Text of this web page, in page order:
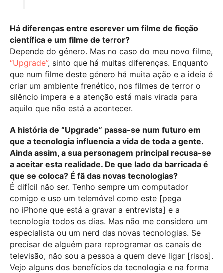
Há diferenças entre escrever um filme de ficção
científica e um filme de terror?
Depende do género. Mas no caso do meu novo filme,
“Upgrade”, sinto que há muitas diferenças. Enquanto
que num filme deste género há muita ação e a ideia é
criar um ambiente frenético, nos filmes de terror o
silêncio impera e a atenção está mais virada para
aquilo que não está a acontecer.
A história de “Upgrade” passa-se num futuro em
que a tecnologia influencia a vida de toda a gente.
Ainda assim, a sua personagem principal recusa-se
a aceitar esta realidade. De que lado da barricada é
que se coloca? É fã das novas tecnologias?
É difícil não ser. Tenho sempre um computador
comigo e uso um telemóvel como este [pega
no iPhone que está a gravar a entrevista] e a
tecnologia todos os dias. Mas não me considero um
especialista ou um nerd das novas tecnologias. Se
precisar de alguém para reprogramar os canais de
televisão, não sou a pessoa a quem deve ligar [risos].
Vejo alguns dos benefícios da tecnologia e na forma